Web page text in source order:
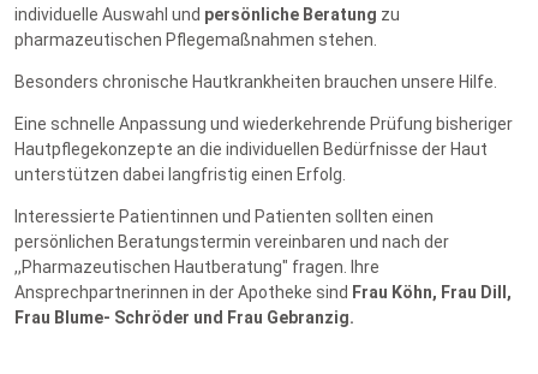
individuelle Auswahl und persönliche Beratung zu
pharmazeutischen Pflegemaßnahmen stehen.
Besonders chronische Hautkrankheiten brauchen unsere Hilfe.
Eine schnelle Anpassung und wiederkehrende Prüfung bisheriger
Hautpflegekonzepte an die individuellen Bedürfnisse der Haut
unterstützen dabei langfristig einen Erfolg.
Interessierte Patientinnen und Patienten sollten einen
persönlichen Beratungstermin vereinbaren und nach der
,,Pharmazeutischen Hautberatung" fragen. Ihre
Ansprechpartnerinnen in der Apotheke sind Frau Köhn, Frau Dill,
Frau Blume- Schröder und Frau Gebranzig.